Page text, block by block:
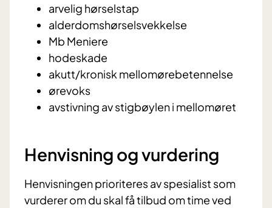
arvelig hørselstap
alderdomshørselsvekkelse
Mb Meniere
hodeskade
akutt/kronisk mellomørebetennelse
ørevoks
avstivning av stigbøylen i mellomøret
Henvisning og vurdering
Henvisningen prioriteres av spesialist som
vurderer om du skal få tilbud om time ved